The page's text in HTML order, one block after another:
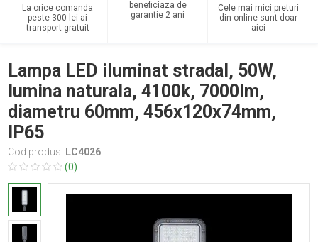
La orice comanda
peste 300 lei ai
transport gratuit
beneficiaza de
garantie 2 ani
Cele mai mici preturi
din online sunt doar
aici
Lampa LED iluminat stradal, 50W,
lumina naturala, 4100k, 7000lm,
diametru 60mm, 456x120x74mm,
IP65
Cod produs: LC4026
(0)